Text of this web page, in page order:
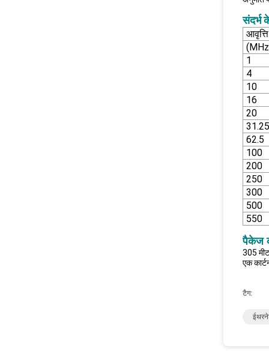
संदर्भ
आवृत्ति
1
4
10
16
20
31.25
62.5
100
200
250
300
500
550
पैकेज
305
एक
टैग: